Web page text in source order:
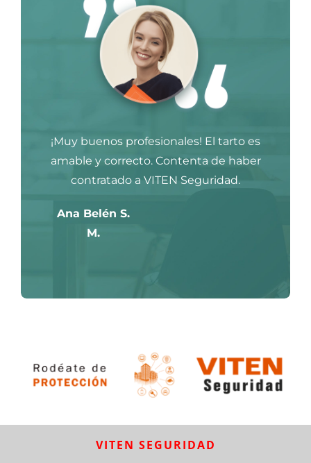
¡Muy buenos profesionales! El tarto es
amable y correcto. Contenta de haber
contratado a VITEN Seguridad.
Ana Belén S.
M.
VITEN SEGURIDAD